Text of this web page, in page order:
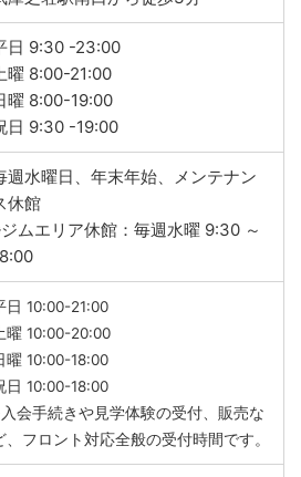
日 9:30 -23:00
曜 8:00-21:00
曜 8:00-19:00
日 9:30 -19:00
週水曜日、年末年始、メンテナン
休館
ムエリア休館：毎週水曜 9:30 ～
日 10:00-21:00
曜 10:00-20:00
曜 10:00-18:00
日 10:00-18:00
会手続きや見学体験の受付、販売な
、フロント対応全般の受付時間です。